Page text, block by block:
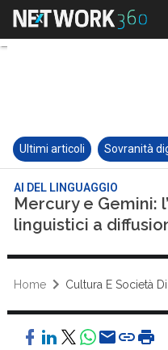
Ultimi articoli Sovranità
AI DEL LINGUAGGIO
Mercury e Gemini:
linguistici a
Home Cultura E Società